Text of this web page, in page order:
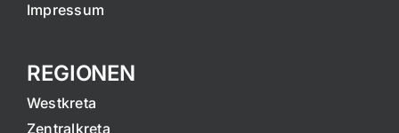
Impressum
REGIONEN
Westkreta
Zentralkreta